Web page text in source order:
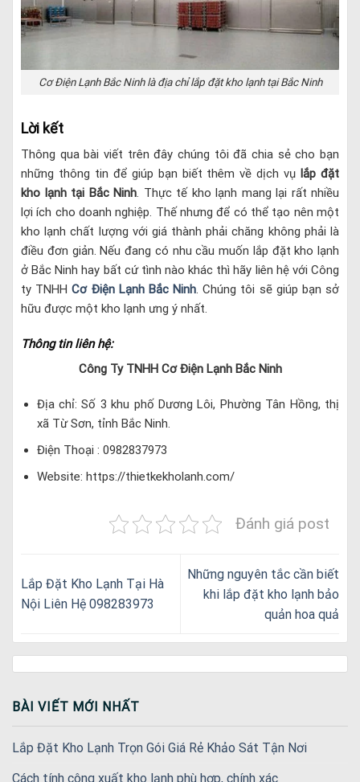
Cơ Điện Lạnh Bắc Ninh là địa chỉ lắp đặt kho lạnh tại Bắc Ninh
Lời kết
Thông qua bài viết trên đây chúng tôi đã chia sẻ cho bạn
những thông tin để giúp bạn biết thêm về dịch vụ lắp đặt
kho lạnh tại Bắc Ninh. Thực tế kho lạnh mang lại rất nhiều
lợi ích cho doanh nghiệp. Thế nhưng để có thể tạo nên một
kho lạnh chất lượng với giá thành phải chăng không phải là
điều đơn giản. Nếu đang có nhu cầu muốn lắp đặt kho lạnh
ở Bắc Ninh hay bất cứ tình nào khác thì hãy liên hệ với Công
ty TNHHCơ Điện Lạnh Bắc Ninh. Chúng tôi sẽ giúp bạn sở
hữu được một kho lạnh ưng ý nhất.
Thông tin liên hệ:
Công Ty TNHH Cơ Điện Lạnh Bắc Ninh
Địa chỉ: Số 3 khu phố Dương Lôi, Phường Tân Hồng, thị
xã Từ Sơn, tỉnh Bắc Ninh.
Điện Thoại : 0982837973
Website: https://thietkekholanh.com/
Đánh giá post
Lắp Đặt Kho Lạnh Tại Hà
Nội Liên Hệ 098283973
Những nguyên tắc cần biết
khi lắp đặt kho lạnh bảo
quản hoa quả
BÀI VIẾT MỚI NHẤT
Lắp Đặt Kho Lạnh Trọn Gói Giá Rẻ Khảo Sát Tận Nơi
Cách tính công xuất kho lạnh phù hợp, chính xác